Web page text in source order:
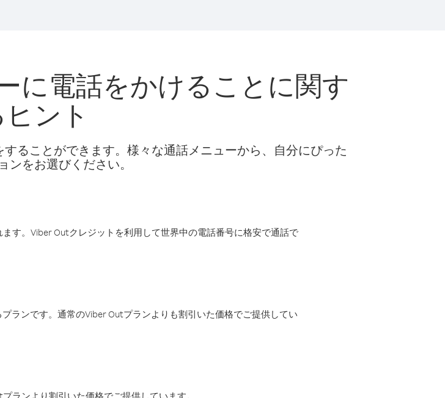
に電話をかけることに関す
ヒント
ることができます。様々な通話メニューから、自分にぴった
ンをお選びください。
す。Viber Outクレジットを利用して世界中の電話番号に格安で通話で
ランです。通常のViber Outプランよりも割引いた価格でご提供してい